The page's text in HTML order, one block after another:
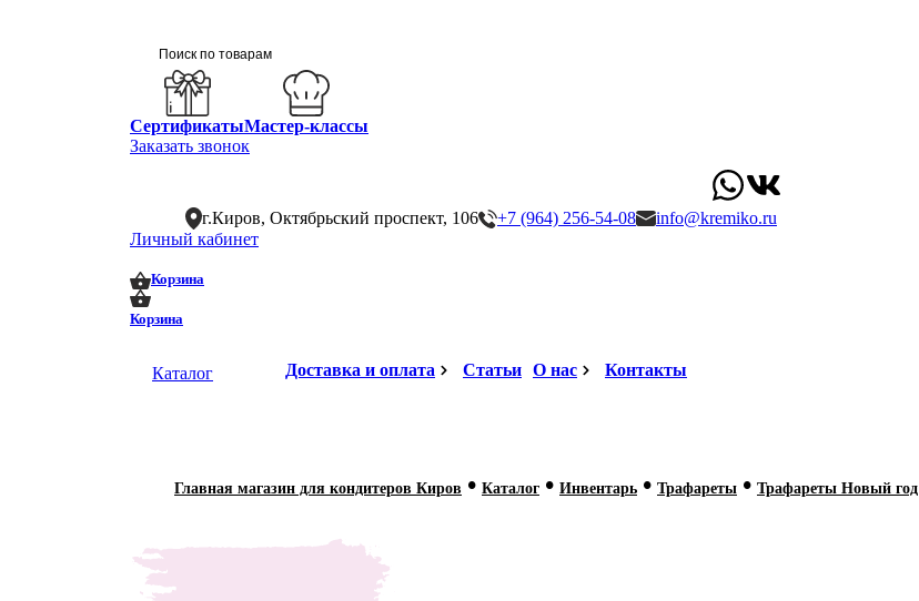
СертификатыМастер-классы
Заказать звонок
г.Киров, Октябрьский проспект, 106 +7 (964) 256-54-08
info@kremiko.ru
Личный кабинет
Корзина
Корзина
Каталог Доставка и оплата Статьи О нас Контакты
Главная магазин для кондитеров Киров • Каталог • Инвентарь • Трафареты • Трафареты Новый год